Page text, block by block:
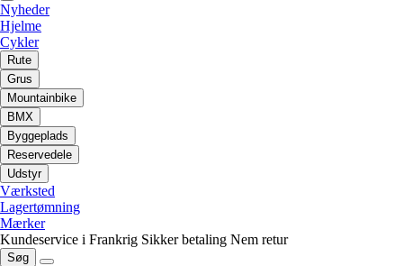
Nyheder
Hjelme
Cykler
Rute
Grus
Mountainbike
BMX
Byggeplads
Reservedele
Udstyr
Værksted
Lagertømning
Mærker
Kundeservice i Frankrig Sikker betaling Nem retur
Søg